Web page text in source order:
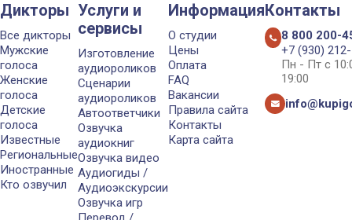
Дикторы
Все дикторы
Мужские
голоса
Женские
голоса
Детские
голоса
Известные
Региональные
Иностранные
Кто озвучил
Услуги и
сервисы
Изготовление
аудиороликов
Сценарии
аудиороликов
Автоответчики
Озвучка
аудиокниг
Озвучка видео
Аудиогиды /
Аудиоэкскурсии
Озвучка игр
Информация
О студии
Цены
Оплата
FAQ
Вакансии
Правила сайта
Контакты
Карта сайта
Контакты
8 800 200-
+7 (930)
Пн - Пт с
19:00